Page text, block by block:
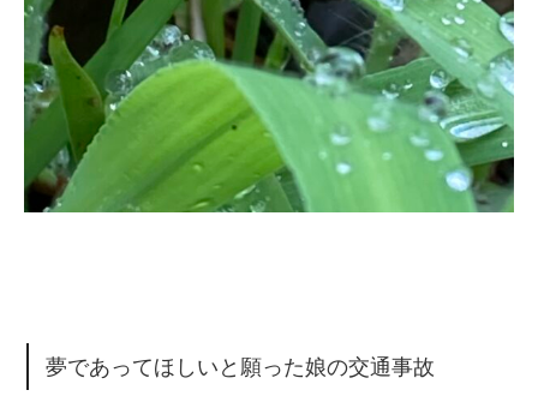
夢であってほしいと願った娘の交通事故